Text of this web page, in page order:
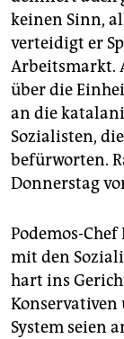
keinen Sinn,
verteidigt er
Arbeitsmarkt.
über die
an die
Sozialisten,
befürworten.
Donnerstag
Podemos-
mit den
hart ins
Konservativen
System seien